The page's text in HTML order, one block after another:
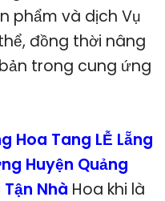
phẩm và dịch Vụ
đồng thời nâng
trong cung ứng
Hoa Tang LỄ Lẵng
Huyện Quảng
Nhà Hoa khi là